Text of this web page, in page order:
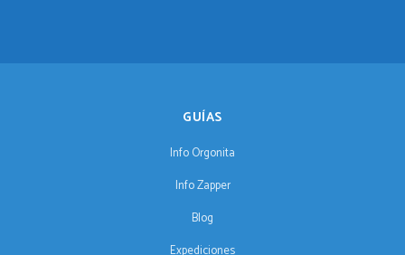
GUÍAS
Info Orgonita
Info Zapper
Blog
Expediciones